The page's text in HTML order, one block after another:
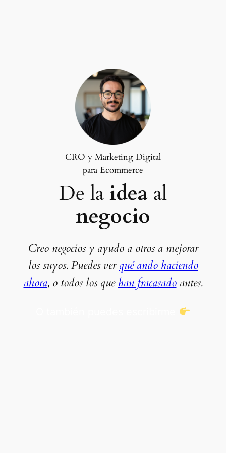
CRO y Marketing Digital
para Ecommerce
De la idea al
negocio
Creo negocios y ayudo a otros a mejorar
los suyos. Puedes ver qué ando haciendo
ahora, o todos los que han fracasadoantes.